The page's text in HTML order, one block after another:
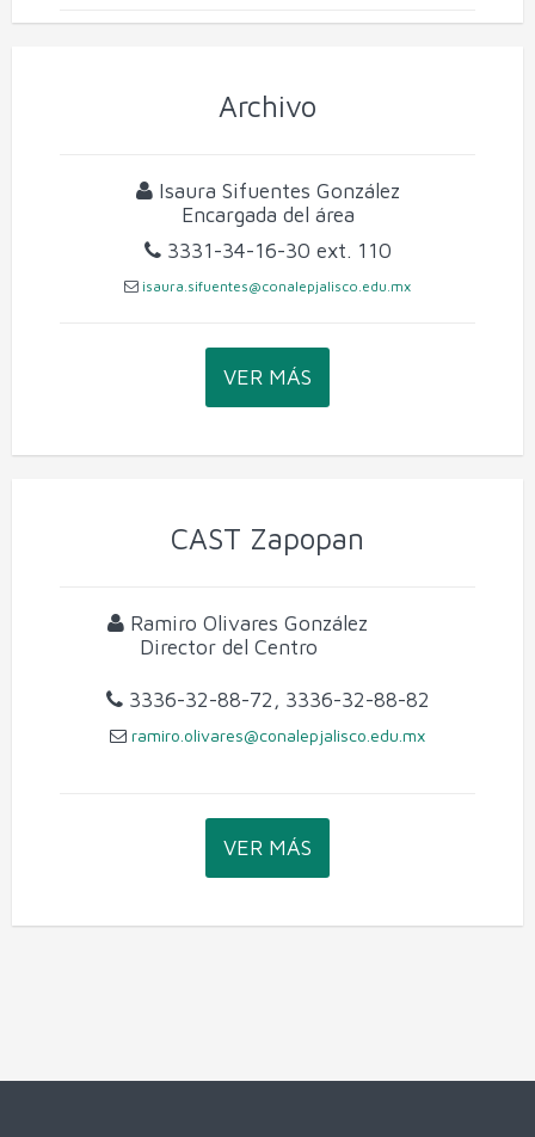
Archivo
Isaura Sifuentes González
Encargada del área
3331-34-16-30 ext. 110
isaura.sifuentes@conalepjalisco.edu.mx
VER MÁS
CAST Zapopan
Ramiro Olivares González
Director del Centro
3336-32-88-72, 3336-32-88-82
ramiro.olivares@conalepjalisco.edu.mx
VER MÁS